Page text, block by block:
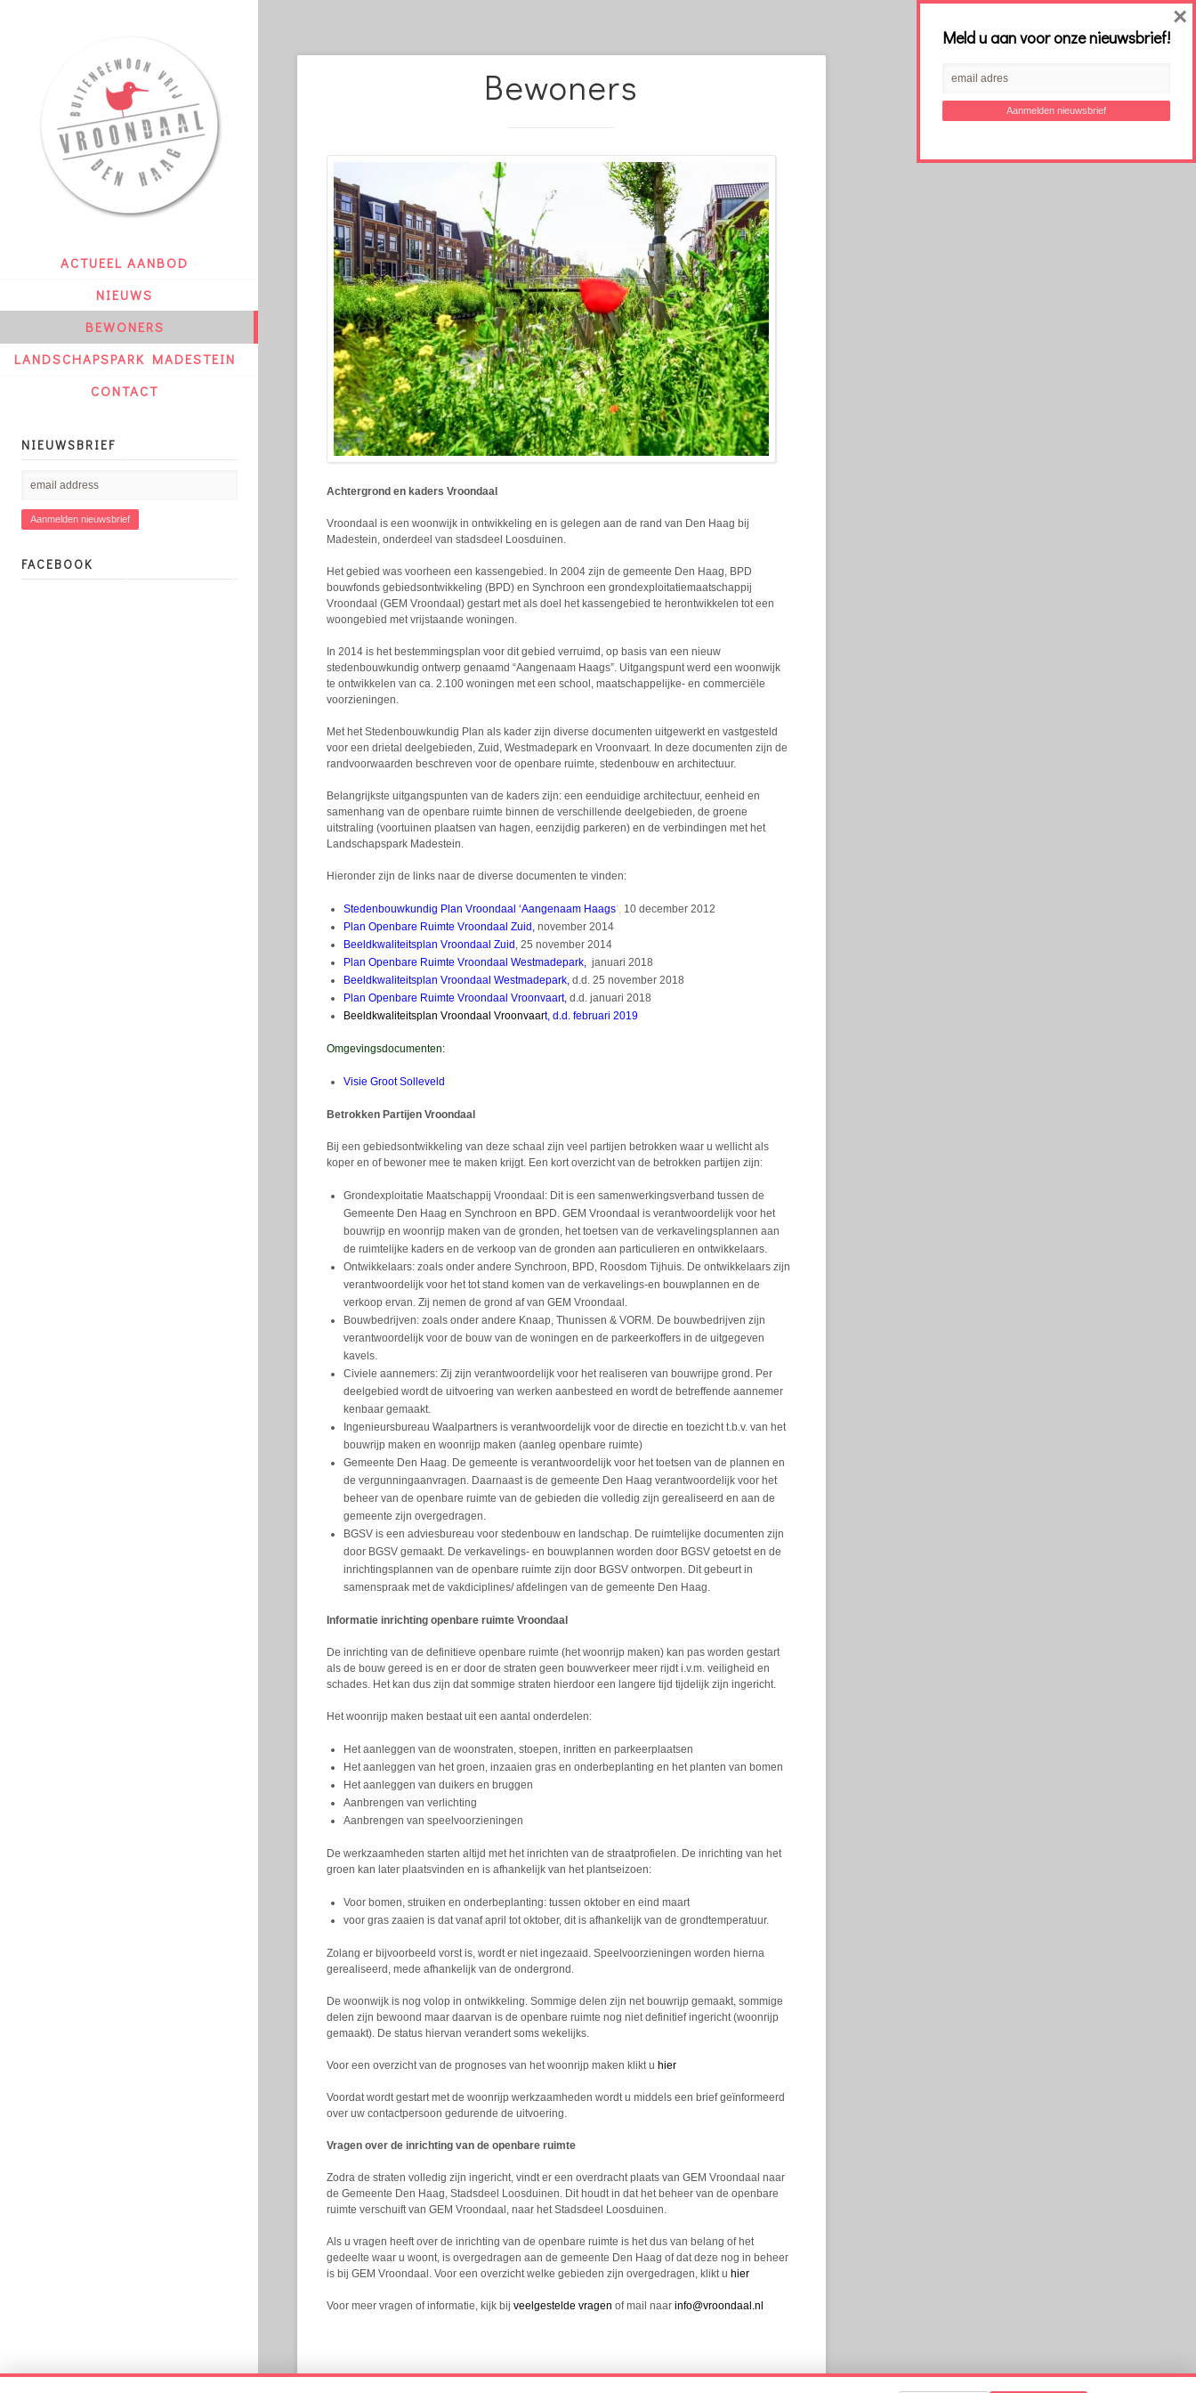
ACTUEEL AANBOD
NIEUWS
BEWONERS
LANDSCHAPSPARK MADESTEIN
CONTACT
Bewoners
Achtergrond en kaders Vroondaal
Vroondaal is een woonwijk in ontwikkeling en is gelegen aan de rand van Den Haag bij
Madestein, onderdeel van stadsdeel Loosduinen.
Het gebied was voorheen een kassengebied. In 2004 zijn de gemeente Den Haag, BPD
bouwfonds gebiedsontwikkeling (BPD) en Synchroon een grondexploitatiemaatschappij
Vroondaal (GEM Vroondaal) gestart met als doel het kassengebied te herontwikkelen tot een
woongebied met vrijstaande woningen.
In 2014 is het bestemmingsplan voor dit gebied verruimd, op basis van een nieuw
stedenbouwkundig ontwerp genaamd “Aangenaam Haags”. Uitgangspunt werd een woonwijk
te ontwikkelen van ca. 2.100 woningen met een school, maatschappelijke- en commerciële
voorzieningen.
Met het Stedenbouwkundig Plan als kader zijn diverse documenten uitgewerkt en vastgesteld
voor een drietal deelgebieden, Zuid, Westmadepark en Vroonvaart. In deze documenten zijn de
randvoorwaarden beschreven voor de openbare ruimte, stedenbouw en architectuur.
Belangrijkste uitgangspunten van de kaders zijn: een eenduidige architectuur, eenheid en
samenhang van de openbare ruimte binnen de verschillende deelgebieden, de groene
uitstraling (voortuinen plaatsen van hagen, eenzijdig parkeren) en de verbindingen met het
Landschapspark Madestein.
Hieronder zijn de links naar de diverse documenten te vinden:
Stedenbouwkundig Plan Vroondaal ‘Aangenaam Haags’, 10 december 2012
Plan Openbare Ruimte Vroondaal Zuid , november 2014
Beeldkwaliteitsplan Vroondaal Zuid , 25 november 2014
Plan Openbare Ruimte Vroondaal Westmadepark, januari 2018
Beeldkwaliteitsplan Vroondaal Westmadepark, d.d. 25 november 2018
Plan Openbare Ruimte Vroondaal Vroonvaart, d.d. januari 2018
Beeldkwaliteitsplan Vroondaal Vroonvaart, d.d. februari 2019
Omgevingsdocumenten:
Visie Groot Solleveld
Betrokken Partijen Vroondaal
Bij een gebiedsontwikkeling van deze schaal zijn veel partijen betrokken waar u wellicht als
koper en of bewoner mee te maken krijgt. Een kort overzicht van de betrokken partijen zijn:
Grondexploitatie Maatschappij Vroondaal: Dit is een samenwerkingsverband tussen de
Gemeente Den Haag en Synchroon en BPD. GEM Vroondaal is verantwoordelijk voor het
bouwrijp en woonrijp maken van de gronden, het toetsen van de verkavelingsplannen aan
de ruimtelijke kaders en de verkoop van de gronden aan particulieren en ontwikkelaars.
Ontwikkelaars: zoals onder andere Synchroon, BPD, Roosdom Tijhuis. De ontwikkelaars zijn
verantwoordelijk voor het tot stand komen van de verkavelings-en bouwplannen en de
verkoop ervan. Zij nemen de grond af van GEM Vroondaal.
Bouwbedrijven: zoals onder andere Knaap, Thunissen & VORM. De bouwbedrijven zijn
verantwoordelijk voor de bouw van de woningen en de parkeerkoffers in de uitgegeven
kavels.
Civiele aannemers: Zij zijn verantwoordelijk voor het realiseren van bouwrijpe grond. Per
deelgebied wordt de uitvoering van werken aanbesteed en wordt de betreffende aannemer
kenbaar gemaakt.
Ingenieursbureau Waalpartners is verantwoordelijk voor de directie en toezicht t.b.v. van het
bouwrijp maken en woonrijp maken (aanleg openbare ruimte)
Gemeente Den Haag. De gemeente is verantwoordelijk voor het toetsen van de plannen en
de vergunningaanvragen. Daarnaast is de gemeente Den Haag verantwoordelijk voor het
beheer van de openbare ruimte van de gebieden die volledig zijn gerealiseerd en aan de
gemeente zijn overgedragen.
BGSV is een adviesbureau voor stedenbouw en landschap. De ruimtelijke documenten zijn
door BGSV gemaakt. De verkavelings- en bouwplannen worden door BGSV getoetst en de
inrichtingsplannen van de openbare ruimte zijn door BGSV ontworpen. Dit gebeurt in
samenspraak met de vakdiciplines/ afdelingen van de gemeente Den Haag.
Informatie inrichting openbare ruimte Vroondaal
De inrichting van de definitieve openbare ruimte (het woonrijp maken) kan pas worden gestart
als de bouw gereed is en er door de straten geen bouwverkeer meer rijdt i.v.m. veiligheid en
schades. Het kan dus zijn dat sommige straten hierdoor een langere tijd tijdelijk zijn ingericht.
Het woonrijp maken bestaat uit een aantal onderdelen:
Het aanleggen van de woonstraten, stoepen, inritten en parkeerplaatsen
Het aanleggen van het groen, inzaaien gras en onderbeplanting en het planten van bomen
Het aanleggen van duikers en bruggen
Aanbrengen van verlichting
Aanbrengen van speelvoorzieningen
De werkzaamheden starten altijd met het inrichten van de straatprofielen. De inrichting van het
groen kan later plaatsvinden en is afhankelijk van het plantseizoen:
Voor bomen, struiken en onderbeplanting: tussen oktober en eind maart
voor gras zaaien is dat vanaf april tot oktober, dit is afhankelijk van de grondtemperatuur.
Zolang er bijvoorbeeld vorst is, wordt er niet ingezaaid. Speelvoorzieningen worden hierna
gerealiseerd, mede afhankelijk van de ondergrond.
De woonwijk is nog volop in ontwikkeling. Sommige delen zijn net bouwrijp gemaakt, sommige
delen zijn bewoond maar daarvan is de openbare ruimte nog niet definitief ingericht (woonrijp
gemaakt). De status hiervan verandert soms wekelijks.
Voor een overzicht van de prognoses van het woonrijp maken klikt u hier
Voordat wordt gestart met de woonrijp werkzaamheden wordt u middels een brief geïnformeerd
over uw contactpersoon gedurende de uitvoering.
Vragen over de inrichting van de openbare ruimte
Zodra de straten volledig zijn ingericht, vindt er een overdracht plaats van GEM Vroondaal naar
de Gemeente Den Haag, Stadsdeel Loosduinen. Dit houdt in dat het beheer van de openbare
ruimte verschuift van GEM Vroondaal, naar het Stadsdeel Loosduinen.
Als u vragen heeft over de inrichting van de openbare ruimte is het dus van belang of het
gedeelte waar u woont, is overgedragen aan de gemeente Den Haag of dat deze nog in beheer
is bij GEM Vroondaal. Voor een overzicht welke gebieden zijn overgedragen, klikt u hier
Voor meer vragen of informatie, kijk bij veelgestelde vragen of mail naar info@vroondaal.nl
NIEUWSBRIEF
FACEBOOK
© 2026 Vroondaal
Meld u aan voor onze nieuwsbrief!
×